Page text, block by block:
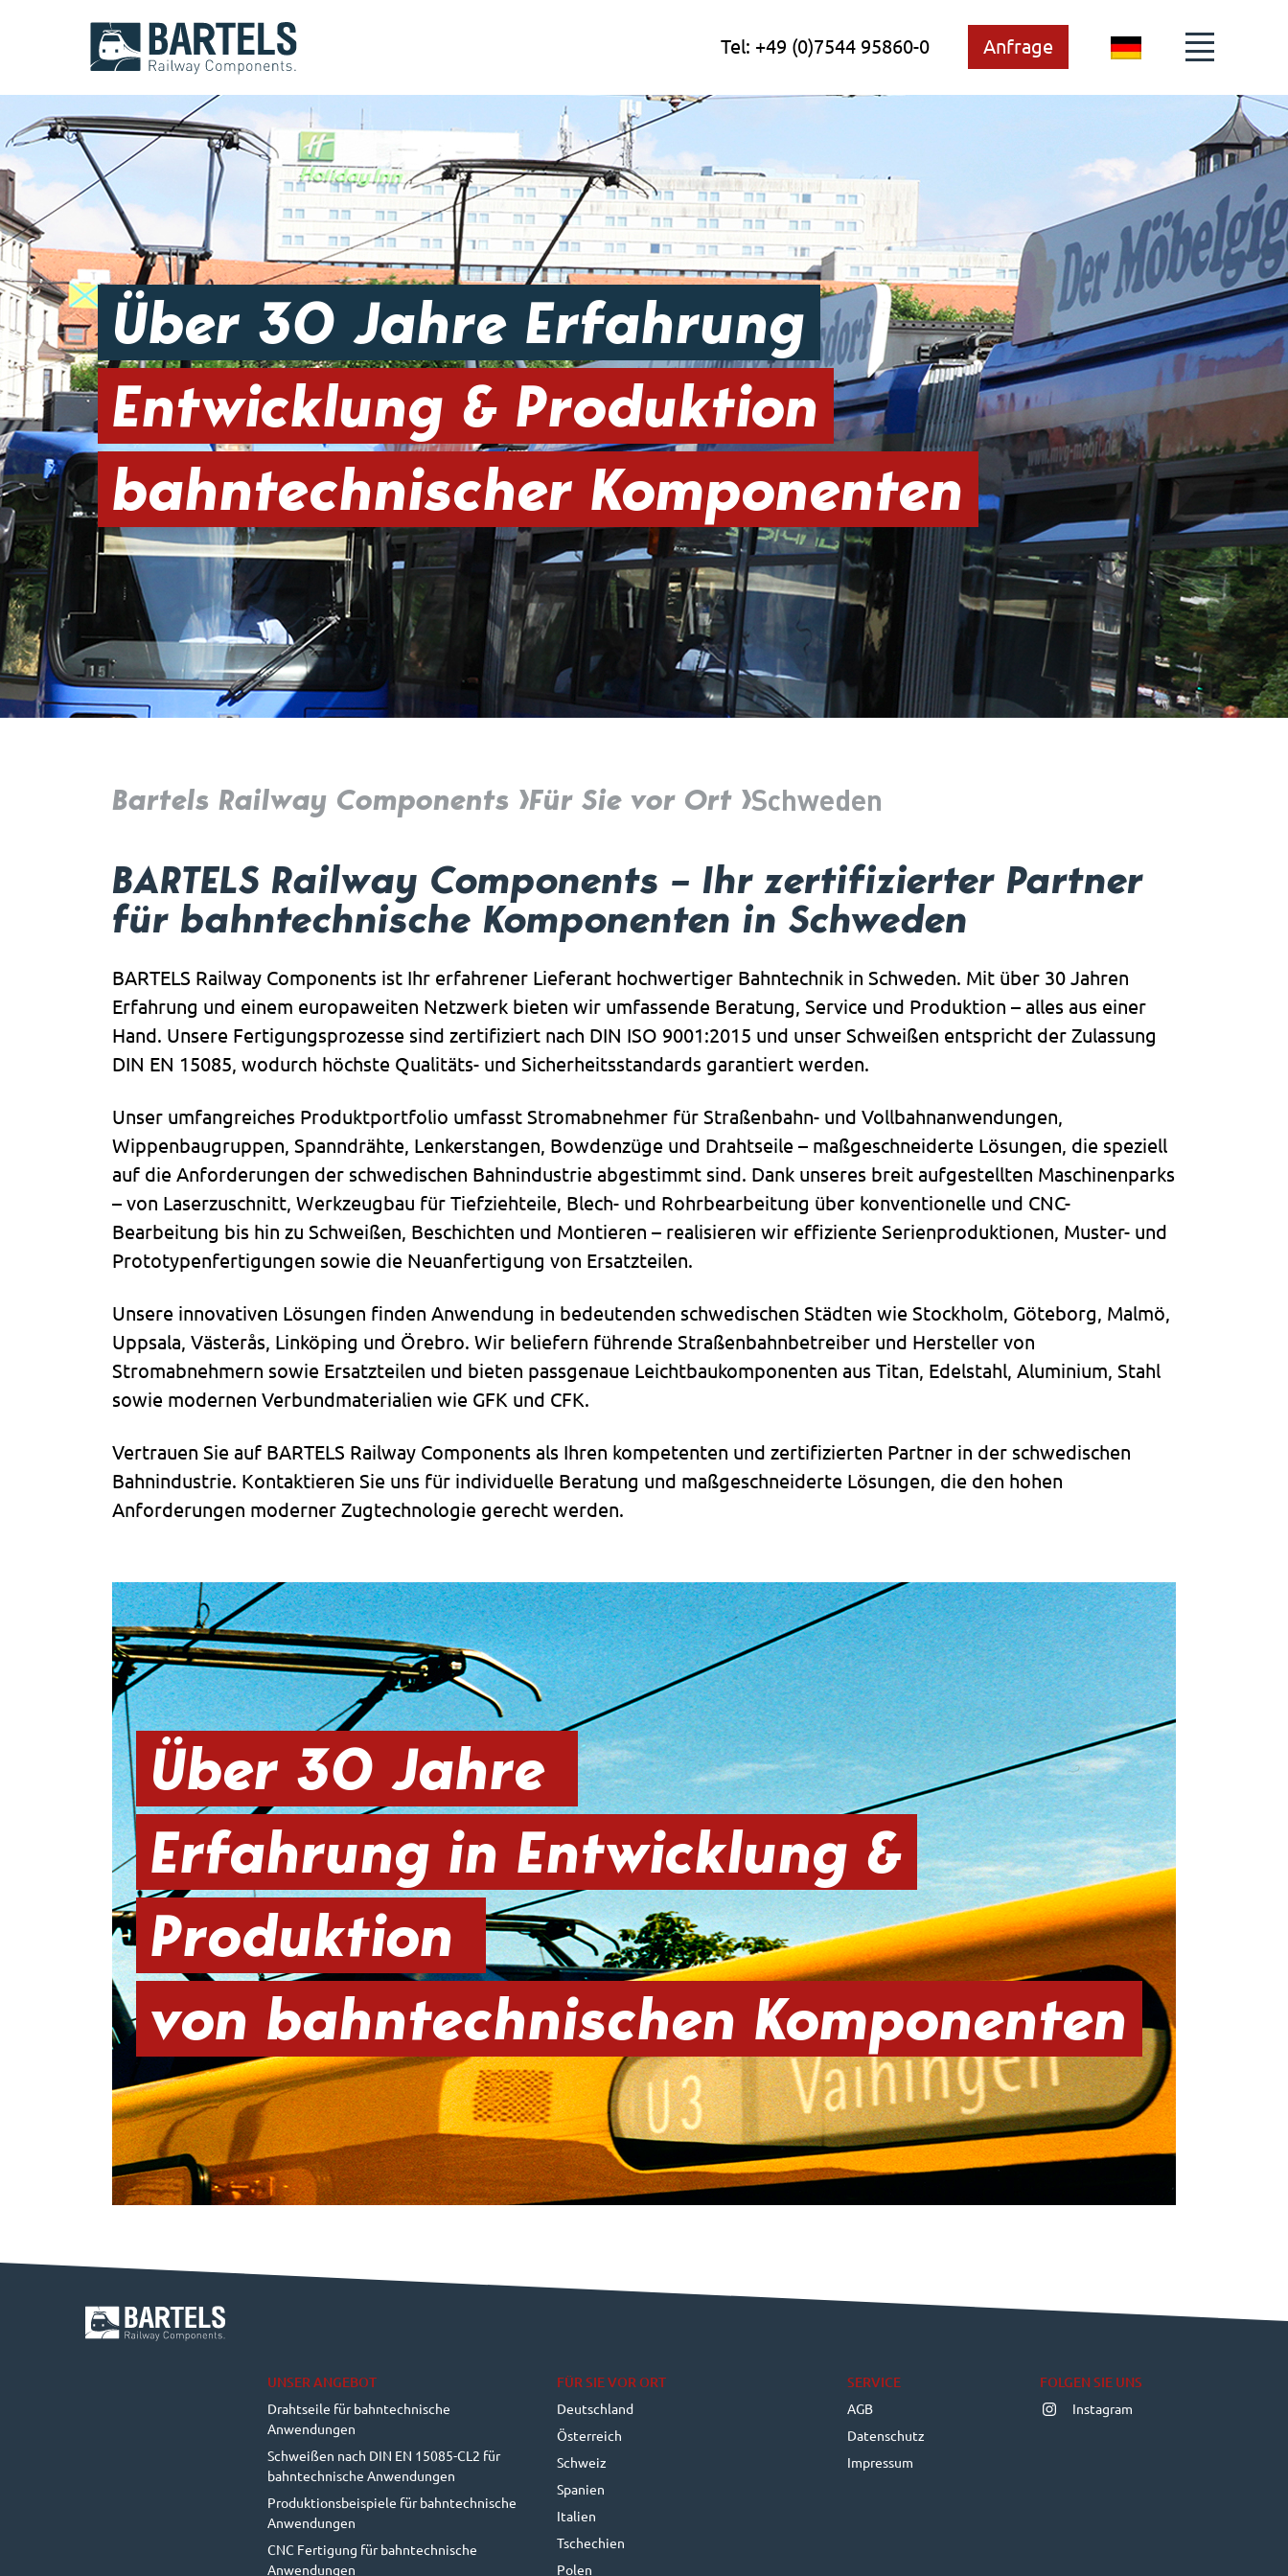
Tel: +49 (0)7544 95860-0 Anfrage
DE
Bartels Railway Components Für Sie vor Ort Schweden
Über 30 Jahre Erfahrung
Entwicklung & Produktion
bahntechnischer Komponenten
BARTELS Railway Components – Ihr zertifizierter Partner
für bahntechnische Komponenten in Schweden
BARTELS Railway Components ist Ihr erfahrener Lieferant hochwertiger Bahntechnik in Schweden. Mit über 30 Jahren
Erfahrung und einem europaweiten Netzwerk bieten wir umfassende Beratung, Service und Produktion – alles aus einer
Hand. Unsere Fertigungsprozesse sind zertifiziert nach DIN ISO 9001:2015 und unser Schweißen entspricht der Zulassung
DIN EN 15085, wodurch höchste Qualitäts- und Sicherheitsstandards garantiert werden.
Unser umfangreiches Produktportfolio umfasst Stromabnehmer für Straßenbahn- und Vollbahnanwendungen,
Wippenbaugruppen, Spanndrähte, Lenkerstangen, Bowdenzüge und Drahtseile – maßgeschneiderte Lösungen, die speziell
auf die Anforderungen der schwedischen Bahnindustrie abgestimmt sind. Dank unseres breit aufgestellten Maschinenparks
– von Laserzuschnitt, Werkzeugbau für Tiefziehteile, Blech- und Rohrbearbeitung über konventionelle und CNC-
Bearbeitung bis hin zu Schweißen, Beschichten und Montieren – realisieren wir effiziente Serienproduktionen, Muster- und
Prototypenfertigungen sowie die Neuanfertigung von Ersatzteilen.
Unsere innovativen Lösungen finden Anwendung in bedeutenden schwedischen Städten wie Stockholm, Göteborg, Malmö,
Uppsala, Västerås, Linköping und Örebro. Wir beliefern führende Straßenbahnbetreiber und Hersteller von
Stromabnehmern sowie Ersatzteilen und bieten passgenaue Leichtbaukomponenten aus Titan, Edelstahl, Aluminium, Stahl
sowie modernen Verbundmaterialien wie GFK und CFK.
Vertrauen Sie auf BARTELS Railway Components als Ihren kompetenten und zertifizierten Partner in der schwedischen
Bahnindustrie. Kontaktieren Sie uns für individuelle Beratung und maßgeschneiderte Lösungen, die den hohen
Anforderungen moderner Zugtechnologie gerecht werden.
Über 30 Jahre
Erfahrung in Entwicklung &
Produktion
von bahntechnischen Komponenten
UNSER ANGEBOT
Drahtseile für bahntechnische
Anwendungen
Schweißen nach DIN EN 15085-CL2 für
bahntechnische Anwendungen
Produktionsbeispiele für bahntechnische
Anwendungen
CNC Fertigung für bahntechnische
Anwendungen
FÜR SIE VOR ORT
Deutschland
Österreich
Schweiz
Spanien
Italien
Tschechien
Polen
SERVICE
AGB
Datenschutz
Impressum
FOLGEN SIE UNS
Instagram